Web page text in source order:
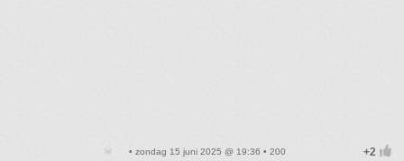
• zondag 15 juni 2025 @ 19:36 • 200